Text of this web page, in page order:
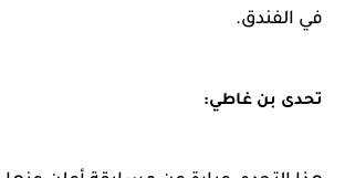
في الفندق.
تحدى بن غاطي: